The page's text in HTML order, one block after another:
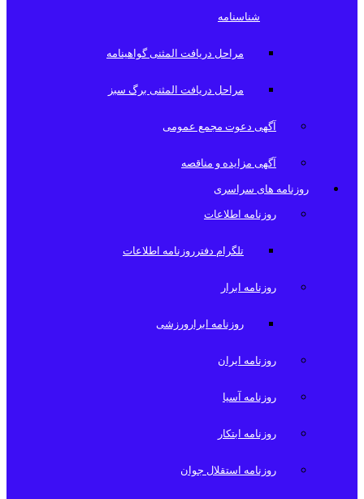
شناسنامه
مراحل دریافت المثنی گواهینامه
مراحل دریافت المثنی برگ سبز
آگهی دعوت مجمع عمومی
آگهی مزایده و مناقصه
روزنامه های سراسری
روزنامه اطلاعات
تلگرام دفترروزنامه اطلاعات
روزنامه ابرار
روزنامه ابرارورزشی
روزنامه ایران
روزنامه آسیا
روزنامه ابتکار
روزنامه استقلال جوان